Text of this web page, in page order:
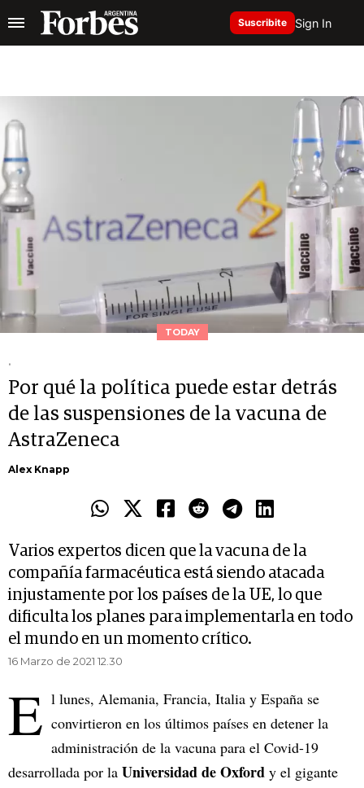
Suscribite Sign In
TODAY
.
Por qué la política puede estar detrás
de las suspensiones de la vacuna de
AstraZeneca
Alex Knapp
Varios expertos dicen que la vacuna de la
compañía farmacéutica está siendo atacada
injustamente por los países de la UE, lo que
dificulta los planes para implementarla en todo
el mundo en un momento crítico.
16 Marzo de 2021 12.30
E l lunes, Alemania, Francia, Italia y España se
convirtieron en los últimos países en detener la
administración de la vacuna para el Covid-19
desarrollada por la Universidad de Oxford y el gigante